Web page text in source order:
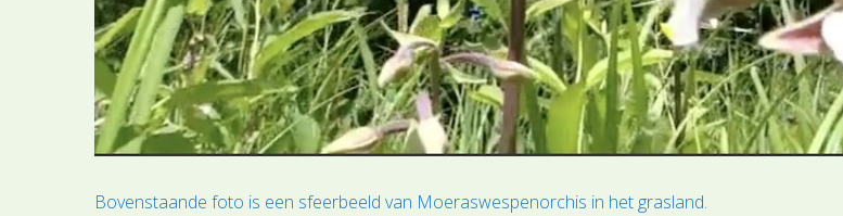
Bovenstaande foto is een sfeerbeeld van Moeraswespenorchis in het grasland.